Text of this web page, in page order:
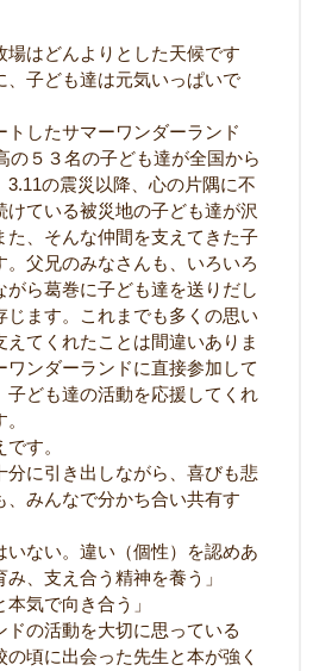
場はどんよりとした天候です
、子ども達は元気いっぱいで
トしたサマーワンダーランド
の５３名の子ども達が全国から
の震災以降、心の片隅に不
けている被災地の子ども達が沢
た、そんな仲間を支えてきた子
。父兄のみなさんも、いろいろ
がら葛巻に子ども達を送りだし
じます。これまでも多くの思い
えてくれたことは間違いありま
ワンダーランドに直接参加して
子ども達の活動を応援してくれ
す。
分に引き出しながら、喜びも悲
、みんなで分かち合い共有す
いない。違い（個性）を認めあ
、支え合う精神を養う」
本気で向き合う」
ドの活動を大切に思っている
頃に出会った先生と本が強く